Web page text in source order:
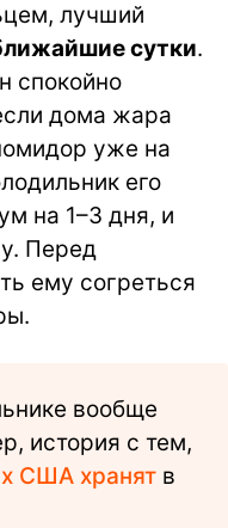
лучший
сутки.
спокойно
дома жара
уже на
его
на 1–3 дня, и
Перед
ему согреться
вообще
история с тем,
США хранят в